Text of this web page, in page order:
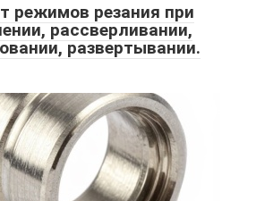
режимов резания при
рассверливании,
развертывании.